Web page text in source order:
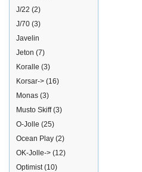
J/22 (2)
J/70 (3)
Javelin
Jeton (7)
Koralle (3)
Korsar-> (16)
Monas (3)
Musto Skiff(3)
O-Jolle (25)
Ocean Play (2)
OK-Jolle-> (12)
Optimist(10)